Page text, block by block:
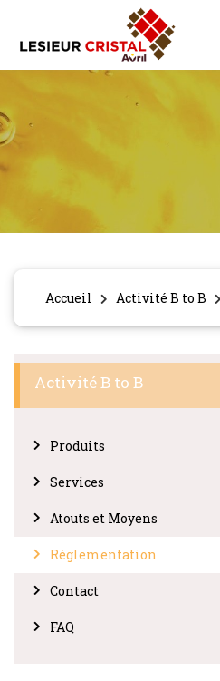
Accueil Activité B to B
Activité B to B
Produits
Services
Atouts et Moyens
Réglementation
Contact
FAQ